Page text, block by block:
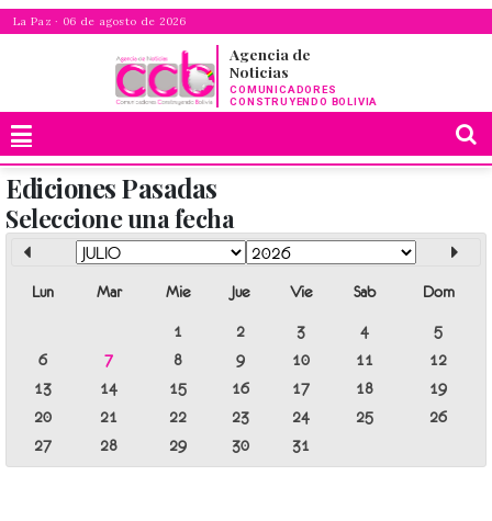
La Paz · 06 de agosto de 2026
Agencia de
Noticias
COMUNICADORES
CONSTRUYENDO BOLIVIA
Ediciones Pasadas
Seleccione una fecha
Lun Mar Mie Jue Vie Sab Dom
1 2 3 4
5
6
7 8 9 10 11
12
13
14 15 16 17 18
19
20
21 22 23 24 25
26
27
28 29 30 31